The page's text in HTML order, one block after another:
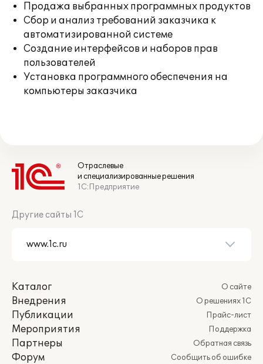
Продажа выбранных программных продуктов
Сбор и анализ требований заказчика к
автоматизированной системе
Создание интерфейсов и наборов прав
пользователей
Установка программного обеспечения на
компьютеры заказчика
Отраслевые
и специализированные решения
1С:Предприятие
Другие сайты 1С
Каталог
Внедрения
Публикации
Мероприятия
Партнеры
Форум
О сайте
О решениях 1С
Прайс-лист
Поддержка
Обратная связь
Сообщить об ошибке